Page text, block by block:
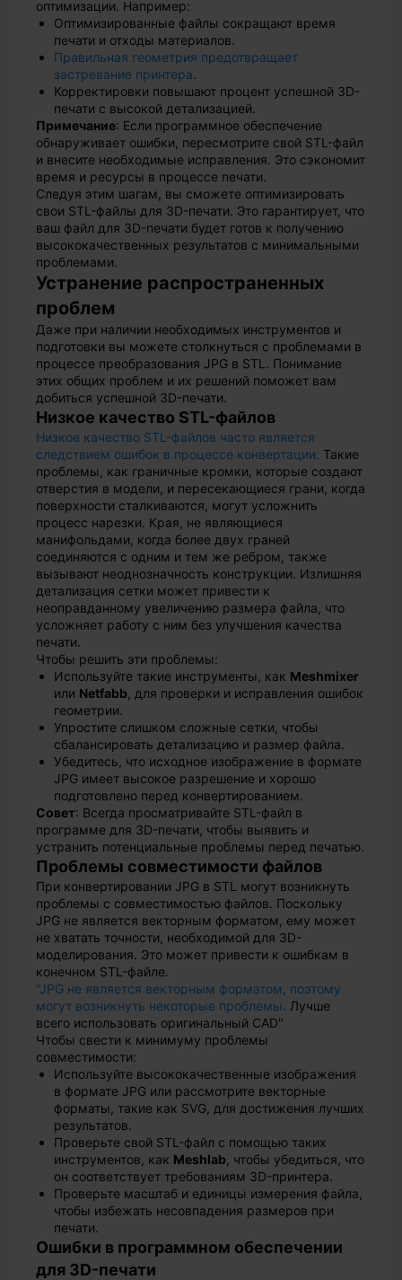
оптимизации. Например:
Оптимизированные файлы сокращают время
печати и отходы материалов.
Правильная геометрия предотвращает
застревание принтера.
Корректировки повышают процент успешной 3D-
печати с высокой детализацией.
Примечание: Если программное обеспечение
обнаруживает ошибки, пересмотрите свой STL-файл
и внесите необходимые исправления. Это сэкономит
время и ресурсы в процессе печати.
Следуя этим шагам, вы сможете оптимизировать
свои STL-файлы для 3D-печати. Это гарантирует, что
ваш файл для 3D-печати будет готов к получению
высококачественных результатов с минимальными
проблемами.
Устранение распространенных
проблем
Даже при наличии необходимых инструментов и
подготовки вы можете столкнуться с проблемами в
процессе преобразования JPG в STL. Понимание
этих общих проблем и их решений поможет вам
добиться успешной 3D-печати.
Низкое качество STL-файлов
Низкое качество STL-файлов часто является
следствием ошибок в процессе конвертации. Такие
проблемы, как граничные кромки, которые создают
отверстия в модели, и пересекающиеся грани, когда
поверхности сталкиваются, могут усложнить
процесс нарезки. Края, не являющиеся
манифольдами, когда более двух граней
соединяются с одним и тем же ребром, также
вызывают неоднозначность конструкции. Излишняя
детализация сетки может привести к
неоправданному увеличению размера файла, что
усложняет работу с ним без улучшения качества
печати.
Чтобы решить эти проблемы:
Используйте такие инструменты, как Meshmixer
или Netfabb , для проверки и исправления ошибок
геометрии.
Упростите слишком сложные сетки, чтобы
сбалансировать детализацию и размер файла.
Убедитесь, что исходное изображение в формате
JPG имеет высокое разрешение и хорошо
подготовлено перед конвертированием.
Совет: Всегда просматривайте STL-файл в
программе для 3D-печати, чтобы выявить и
устранить потенциальные проблемы перед печатью.
Проблемы совместимости файлов
При конвертировании JPG в STL могут возникнуть
проблемы с совместимостью файлов. Поскольку
JPG не является векторным форматом, ему может
не хватать точности, необходимой для 3D-
моделирования. Это может привести к ошибкам в
конечном STL-файле.
"JPG не является векторным форматом, поэтому
могут возникнуть некоторые проблемы. Лучше
всего использовать оригинальный CAD"
Чтобы свести к минимуму проблемы
совместимости:
Используйте высококачественные изображения
в формате JPG или рассмотрите векторные
форматы, такие как SVG, для достижения лучших
результатов.
Проверьте свой STL-файл с помощью таких
инструментов, как Meshlab , чтобы убедиться, что
он соответствует требованиям 3D-принтера.
Проверьте масштаб и единицы измерения файла,
чтобы избежать несовпадения размеров при
печати.
Ошибки в программном обеспечении
для 3D-печати